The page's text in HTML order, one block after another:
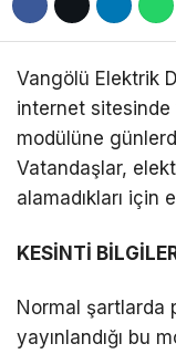
Vangölü Elektrik
internet sitesinde
modülüne
Vatandaşlar,
alamadıkları için
KESİNTİ
Normal şartlarda
yayınlandığı bu